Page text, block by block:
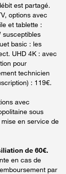
est partagé.
options avec
et tablette :
susceptibles
basic : les
UHD 4K : avec
pour
technicien
: 119€.
avec
sous
en service de
de 60€.
en cas de
par